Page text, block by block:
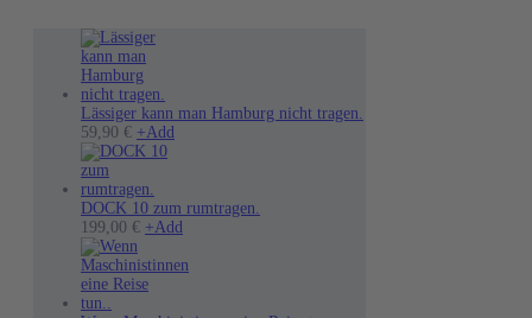
Lässiger kann man Hamburg nicht tragen.
59,90 € +Add
Varianten
auf.
Optionen
DOCK 10 zum rumtragen.
199,00 € +Add